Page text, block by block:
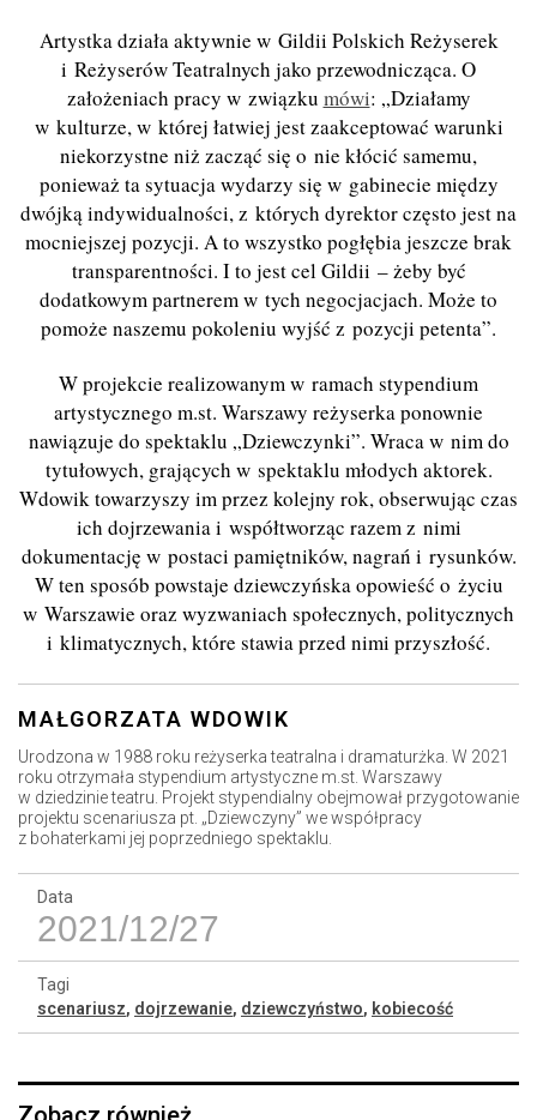
Artystka działa aktywnie w Gildii Polskich Reżyserek
i Reżyserów Teatralnych jako przewodnicząca. O
założeniach pracy w związku mówi: „Działamy
w kulturze, w której łatwiej jest zaakceptować warunki
niekorzystne niż zacząć się o nie kłócić samemu,
ponieważ ta sytuacja wydarzy się w gabinecie między
dwójką indywidualności, z których dyrektor często jest na
mocniejszej pozycji. A to wszystko pogłębia jeszcze brak
transparentności. I to jest cel Gildii – żeby być
dodatkowym partnerem w tych negocjacjach. Może to
pomoże naszemu pokoleniu wyjść z pozycji petenta”.
W projekcie realizowanym w ramach stypendium
artystycznego m.st. Warszawy reżyserka ponownie
nawiązuje do spektaklu „Dziewczynki”. Wraca w nim do
tytułowych, grających w spektaklu młodych aktorek.
Wdowik towarzyszy im przez kolejny rok, obserwując czas
ich dojrzewania i współtworząc razem z nimi
dokumentację w postaci pamiętników, nagrań i rysunków.
W ten sposób powstaje dziewczyńska opowieść o życiu
w Warszawie oraz wyzwaniach społecznych, politycznych
i klimatycznych, które stawia przed nimi przyszłość.
MAŁGORZATA WDOWIK
Urodzona w 1988 roku reżyserka teatralna i dramaturżka. W 2021
roku otrzymała stypendium artystyczne m.st. Warszawy
w dziedzinie teatru. Projekt stypendialny obejmował przygotowanie
projektu scenariusza pt. „Dziewczyny” we współpracy
z bohaterkami jej poprzedniego spektaklu.
Data
2021/12/27
Tagi
scenariusz, dojrzewanie, dziewczyństwo, kobiecość